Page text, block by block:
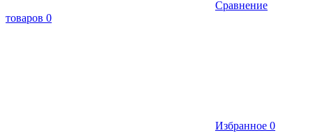
Сравнение
товаров 0
Избранное 0